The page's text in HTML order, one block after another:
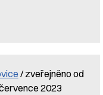
/ zveřejněno od
2023